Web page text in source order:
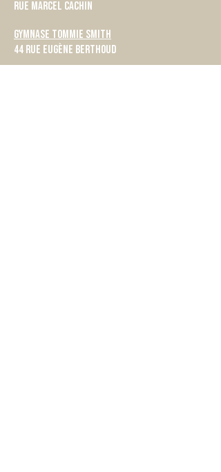
rue Marcel Cachin
Gymnase Tommie Smith
44 Rue Eugène Berthoud